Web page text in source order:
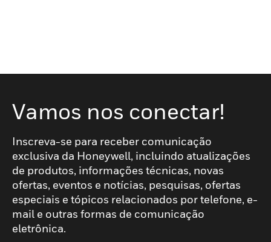
Vamos nos conectar!
Inscreva-se para receber comunicação
exclusiva da Honeywell, incluindo atualizações
de produtos, informações técnicas, novas
ofertas, eventos e notícias, pesquisas, ofertas
especiais e tópicos relacionados por telefone, e-
mail e outras formas de comunicação
eletrônica.